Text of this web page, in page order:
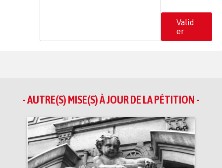
Valid
er
- AUTRE(S) MISE(S) À JOUR DE LA PÉTITION -